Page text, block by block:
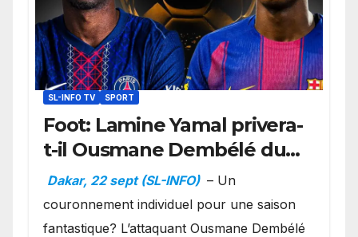
SL-INFO TV SPORT
Foot: Lamine Yamal privera-
t-il Ousmane Dembélé du
Ballon d’or ?
Dakar, 22 sept (SL-INFO) – Un
couronnement individuel pour une saison
fantastique? L’attaquant Ousmane Dembélé